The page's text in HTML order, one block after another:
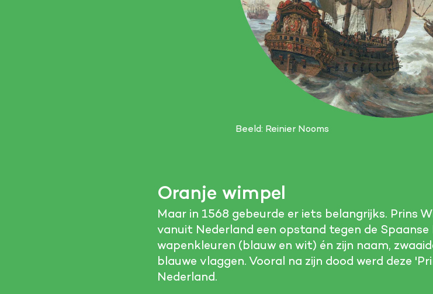
Beeld: Reinier Nooms
Oranje wimpel
Maar in 1568 gebeurde er iets belangrijks. Prins
vanuit Nederland een opstand tegen de Spaanse
wapenkleuren (blauw en wit) én zijn naam,
blauwe vlaggen. Vooral na zijn dood werd deze
Nederland.